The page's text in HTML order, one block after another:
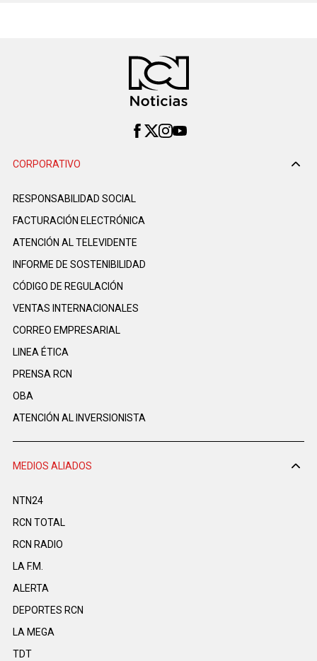
CORPORATIVO
RESPONSABILIDAD SOCIAL
FACTURACIÓN ELECTRÓNICA
ATENCIÓN AL TELEVIDENTE
INFORME DE SOSTENIBILIDAD
CÓDIGO DE REGULACIÓN
VENTAS INTERNACIONALES
CORREO EMPRESARIAL
LINEA ÉTICA
PRENSA RCN
OBA
ATENCIÓN AL INVERSIONISTA
MEDIOS ALIADOS
NTN24
RCN TOTAL
RCN RADIO
LA F.M.
ALERTA
DEPORTES RCN
LA MEGA
TDT